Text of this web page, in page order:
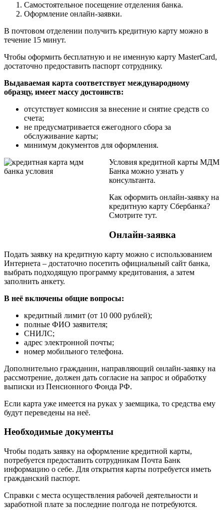
Самостоятельное посещение отделения банка.
Оформление онлайн-заявки.
В почтовом отделении получить кредитную карту можно в
течение 15 минут.
Чтобы оформить бесплатную и не именную карту MasterCard,
достаточно предоставить паспорт сотруднику.
Выдаваемая карта соответствует международному
образцу, имеет массу достоинств:
отсутствует комиссия за внесение и снятие средств со
счета;
не предусматривается ежегодного сбора за
обслуживание карты;
минимум документов для оформления.
Условия кредитной карты МДМ
Банка можно узнать у
консультанта.
Как оформить онлайн-заявку на
кредитную карту Сбербанка?
Смотрите тут.
Онлайн-заявка
Подать заявку на кредитную карту можно с использованием
Интернета – достаточно посетить официальный сайт банка,
выбрать подходящую программу кредитования, а затем
заполнить анкету.
В неё включены общие вопросы:
кредитный лимит (от 10 000 рублей);
полные ФИО заявителя;
СНИЛС;
адрес электронной почты;
номер мобильного телефона.
Дополнительно гражданин, направляющий онлайн-заявку на
рассмотрение, должен дать согласие на запрос и обработку
выписки из Пенсионного Фонда РФ.
Если карта уже имеется на руках у заемщика, то средства ему
будут переведены на неё.
Необходимые документы
Чтобы подать заявку на оформление кредитной карты,
потребуется предоставить сотрудникам Почта Банк
информацию о себе. Для открытия карты потребуется иметь
гражданский паспорт.
Справки с места осуществления рабочей деятельности и
заработной плате за последние полгода не потребуются.